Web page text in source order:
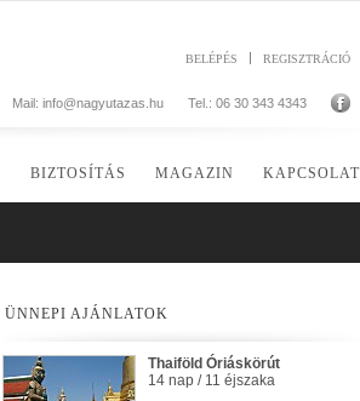
REGISZTRÁCIÓ
BELÉPÉS
Tel.: 06 30 343 4343
Mail: info@nagyutazas.hu
BIZTOSÍTÁS MAGAZIN KAPCSOLAT
ÜNNEPI AJÁNLATOK
Thaiföld Óriáskörút
14 nap / 11 éjszaka